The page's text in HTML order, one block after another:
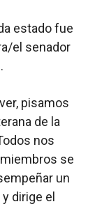
estado fue
el senador
pisamos
de la
nos
se
un
dirige el